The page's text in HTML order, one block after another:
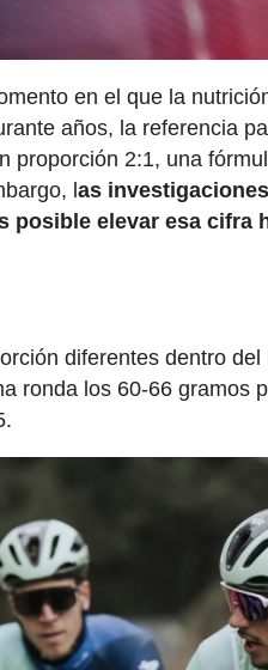
en el que la
años, la referencia
proporción 2:1, una
las
posible elevar esa cifra
diferentes dentro
ronda los 60-66 gramos